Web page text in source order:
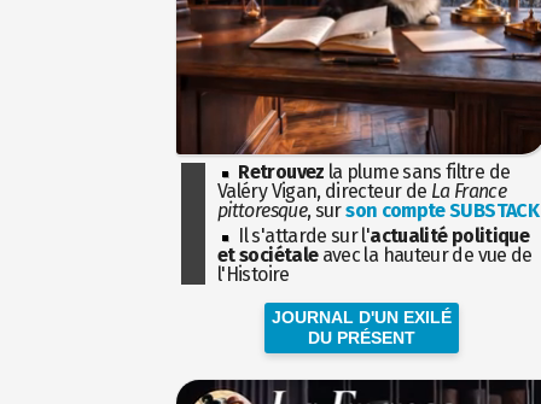
Retrouvez la plume sans filtre de
Valéry Vigan, directeur de La France
pittoresque, surson compte SUBSTACK
Il s'attarde sur l'actualité politique
et sociétaleavec la hauteur de vue de
l'Histoire
JOURNAL D'UN EXILÉ
DU PRÉSENT